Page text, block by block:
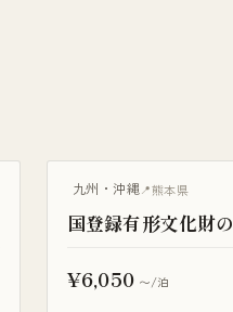
温泉旅館
九州・沖縄 熊本県
国登録有形文化
¥6,050 〜/泊